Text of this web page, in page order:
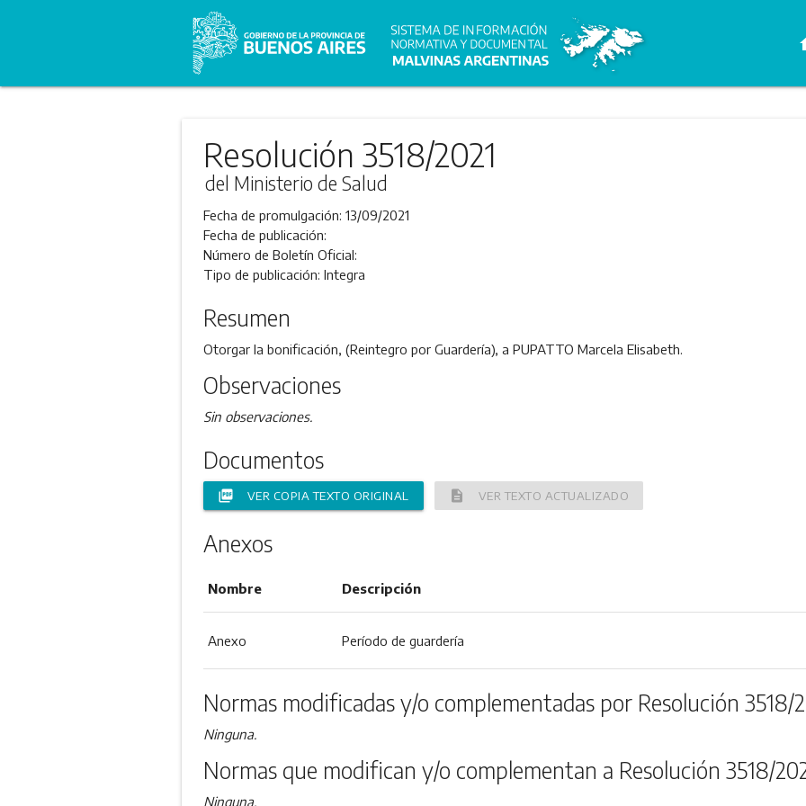
Resolución 3518/2021
del Ministerio de Salud
Fecha de promulgación: 13/09/2021
Fecha de publicación:
Número de Boletín Oficial:
Tipo de publicación: Integra
Resumen
Otorgar la bonificación, (Reintegro por Guardería), a PUPATTO Marcela Elisabeth.
Observaciones
Sin observaciones.
Documentos
picture_as_pdf VER COPIA TEXTO ORIGINAL description VER TEXTO ACTUALIZADO
Anexos
Nombre Descripción
Anexo Período de guardería
Normas modificadas y/o complementadas por Resolución 3518/
Ninguna.
Normas que modifican y/o complementan a Resolución 3518/
Ninguna.